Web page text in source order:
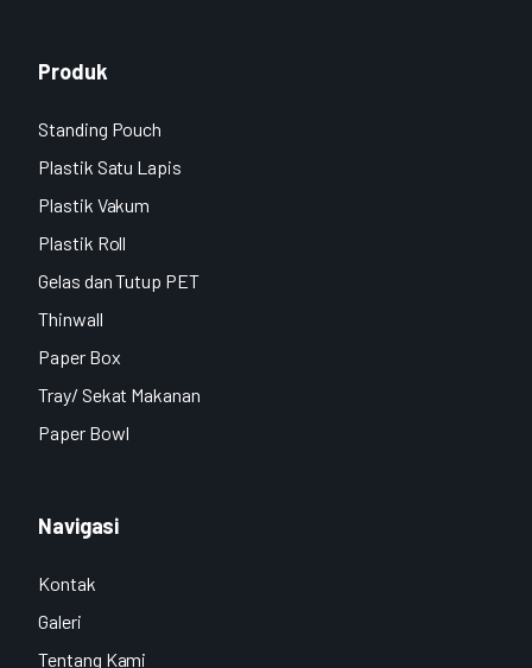
Produk
Standing Pouch
Plastik Satu Lapis
Plastik Vakum
Plastik Roll
Gelas dan Tutup PET
Thinwall
Paper Box
Tray/ Sekat Makanan
Paper Bowl
Navigasi
Kontak
Galeri
Tentang Kami